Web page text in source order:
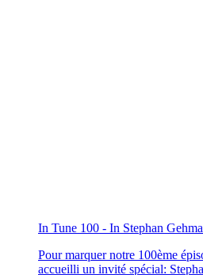
In Tune 100 - In Stephan
Pour marquer notre 100ème
accueilli un invité spécial: